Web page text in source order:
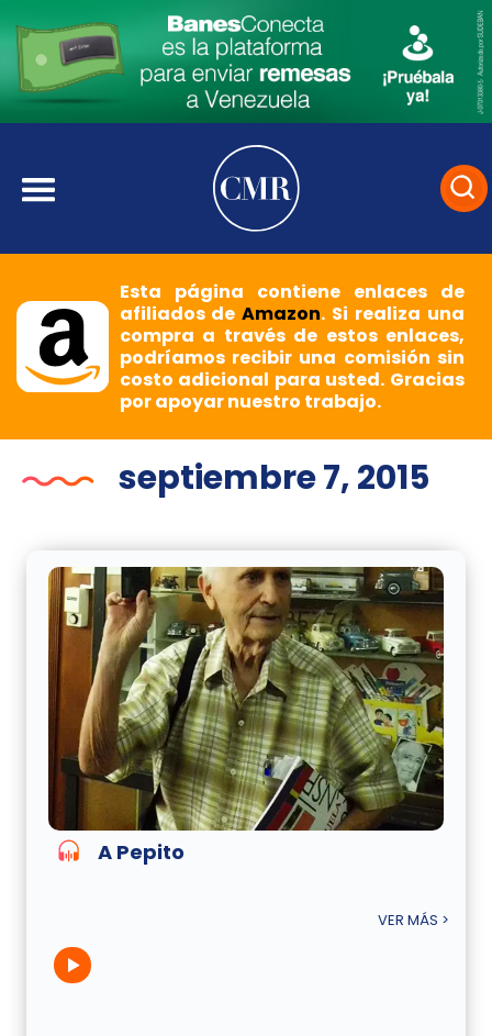
Esta página contiene enlaces de
afiliados deAmazon. Si realiza una
compra a través de estos enlaces,
podríamos recibir una comisión sin
costo adicional para usted. Gracias
por apoyar nuestro trabajo.
septiembre 7, 2015
A Pepito
VER MÁS >